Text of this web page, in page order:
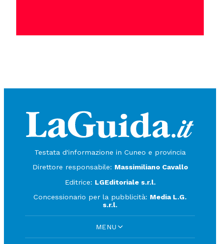
Testata d'informazione in Cuneo e provincia
Direttore responsabile: Massimiliano Cavallo
Editrice: LGEditoriale s.r.l.
Concessionario per la pubblicità: Media L.G.
s.r.l.
MENU